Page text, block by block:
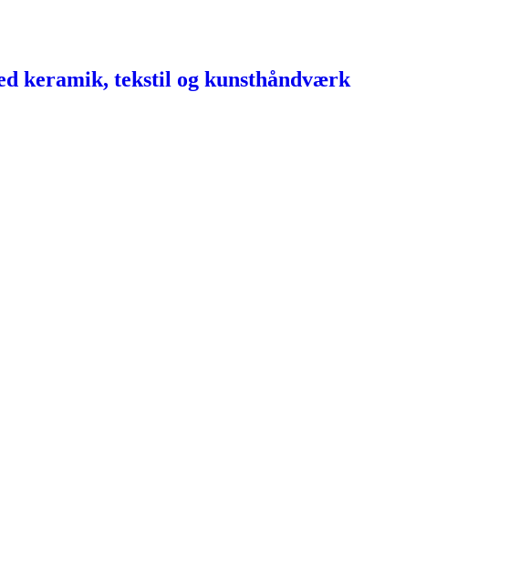
keramik, tekstil og kunsthåndværk